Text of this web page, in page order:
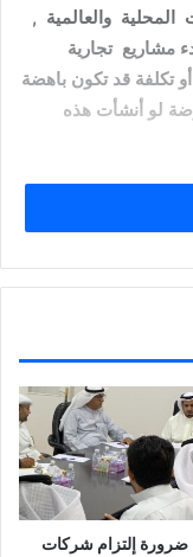
والعالمية ,
مشاريع تجارية
تكلفة قد تكون باهضة
لو أنشأت هذه
” الانستغرامي ”
تبدا عملية وضع
..
وراء الشاشة في
المشتري ”
ضرورة إلتزام شركات